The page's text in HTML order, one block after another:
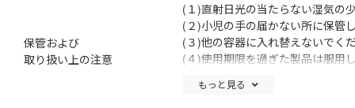
保管および
取り扱い上の注意
(１)直射日光の当たらない湿気の
(２)小児の手の届かない所に保管
(３)他の容器に入れ替えないでく
(４)使用期限を過ぎた製品は服用
もっと見る